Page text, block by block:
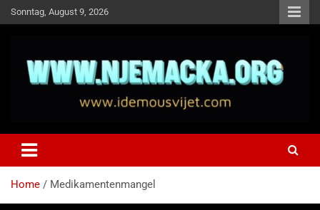
Skip
to
Sonntag, August 9, 2026
Idemo u Svijet-Njemacka!
Home Medikamentenmangel